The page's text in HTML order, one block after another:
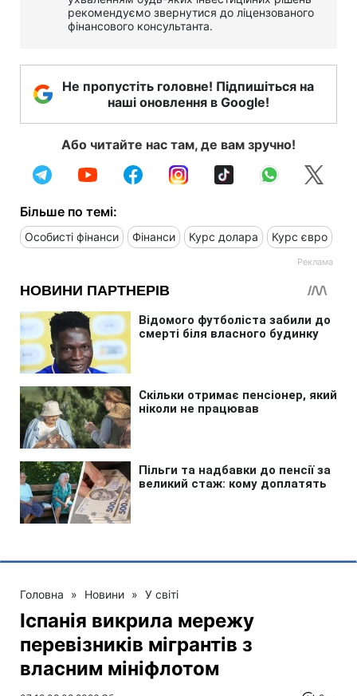
рекомендуємо звернутися до ліцензованого
фінансового консультанта.
Не пропустіть головне! Підпишіться на
наші оновлення в Google!
Або читайте нас там, де вам зручно!
Більше по темі:
Особисті фінанси Фінанси Курс долара Курс євро
Головна » Новини » У світі
Іспанія викрила мережу
перевізників мігрантів з
власним мініфлотом